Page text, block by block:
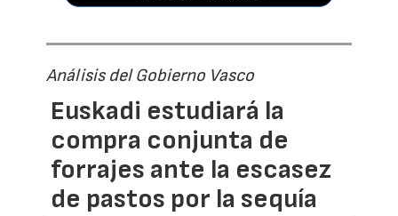
Análisis del Gobierno Vasco
Euskadi estudiará la
compra conjunta de
forrajes ante la escasez
de pastos por la sequía